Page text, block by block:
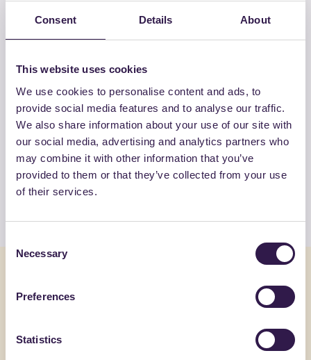
Consent Details About
This website uses cookies
We use cookies to personalise content and ads, to
provide social media features and to analyse our traffic.
We also share information about your use of our site with
our social media, advertising and analytics partners who
may combine it with other information that you’ve
provided to them or that they’ve collected from your use
of their services.
Selection
Necessary
Preferences
Statistics
ALTRI PRODOTTI
Guarda la lista completa dei prodotti
certificati di CHIRAEMA